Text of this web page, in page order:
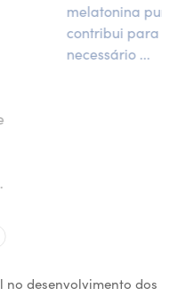
Rotina de sono
ao conjunto de
contribuem para
no desenvolvimento dos